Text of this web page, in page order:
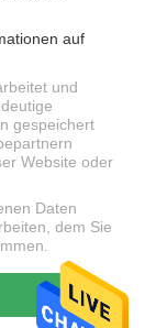
auf
und
gespeichert
Website oder
Daten
dem Sie